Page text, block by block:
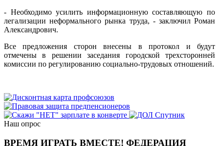
- Необходимо усилить информационную составляющую по
легализации неформального рынка труда, - заключил Роман
Александрович.
Все предложения сторон внесены в протокол и будут
отмечены в решении заседания городской трехсторонней
комиссии по регулированию социально-трудовых отношений.
Наш опрос
ВРЕМЯ ИГРАТЬ ВМЕСТЕ! ФЕДЕРАЦИЯ